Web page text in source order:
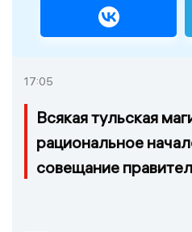
17:05
Всякая тульская
рациональное
совещание